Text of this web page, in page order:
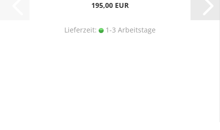
195,00 EUR
Lieferzeit: 1-3 Arbeitstage